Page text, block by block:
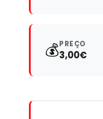
💰PREÇO
3,00€